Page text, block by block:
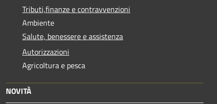
Tributi,finanze e contravvenzioni
Ambiente
Salute, benessere e assistenza
Autorizzazioni
Agricoltura e pesca
NOVITÀ